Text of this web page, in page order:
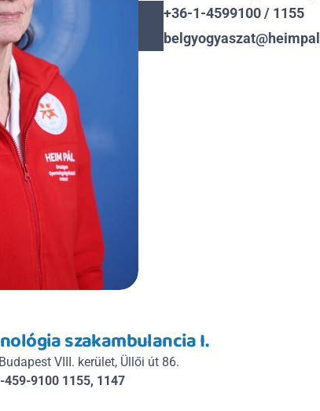
+36-1-4599100 / 1155
szakambulancia I.
VIII. kerület, Üllői út 86.
459-9100 1155, 1147